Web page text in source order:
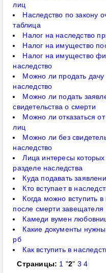
лиц
Наследство по закону
таблица
Налог на наследство
Налог на имущество
Налог на имущество
наследство
Можно ли продать дачу
наследство
Можно ли подать
свидетельства о смерти
Можно ли отказаться
лиц
Можно ли без
наследство
Лица интересы
разделе наследства
Куда подавать
Кто вступает в
Когда можно вступить
после смерти завещателя
Камеди вумен
Какие документы
рб
Как вступить в
Страницы: 1 "2" 3 4